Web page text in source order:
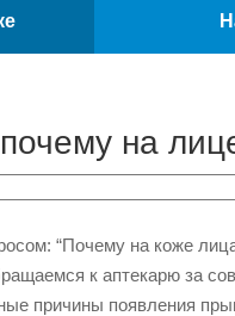
на
“Почему на коже
к аптекарю за
причины появления